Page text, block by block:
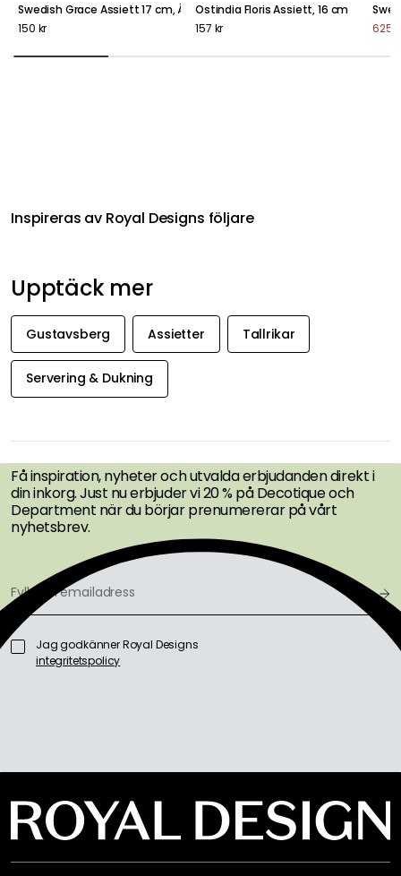
Swedish Grace Assiett 17 cm, Äng (Ljusgrön)
150 kr
Ostindia Floris Assiett, 16 cm
157 kr
625
Inspireras av Royal Designs följare
Upptäck mer
Gustavsberg Assietter Tallrikar
Servering & Dukning
FÅ INSPIRATION &
ERBJUDANDEN FÖRST
Få inspiration, nyheter och utvalda erbjudanden direkt i
din inkorg. Just nu erbjuder vi 20 % på Decotique och
Department när du börjar prenumererar på vårt
nyhetsbrev.
Jag godkänner Royal Designs
integritetspolicy